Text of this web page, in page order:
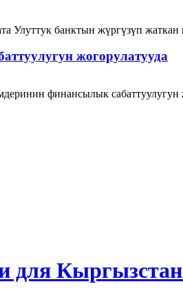
Улуттук банктын жүргүзүп
жогорулатууда
финансылык сабаттуулугун
для